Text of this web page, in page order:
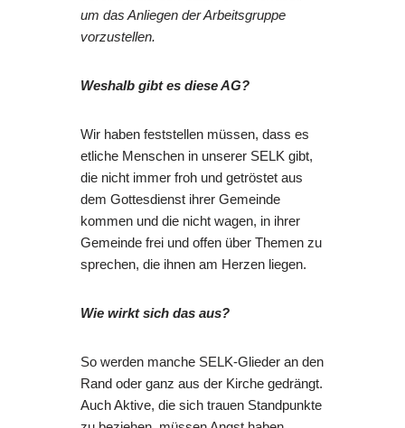
um das Anliegen der Arbeitsgruppe
vorzustellen.
Weshalb gibt es diese AG?
Wir haben feststellen müssen, dass es
etliche Menschen in unserer SELK gibt,
die nicht immer froh und getröstet aus
dem Gottesdienst ihrer Gemeinde
kommen und die nicht wagen, in ihrer
Gemeinde frei und offen über Themen zu
sprechen, die ihnen am Herzen liegen.
Wie wirkt sich das aus?
So werden manche SELK-Glieder an den
Rand oder ganz aus der Kirche gedrängt.
Auch Aktive, die sich trauen Standpunkte